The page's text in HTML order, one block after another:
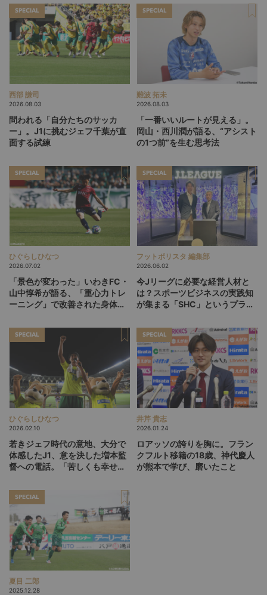
SPECIAL
西部 謙司
2026.08.03
問われる「自分たちのサッカ
ー」。J1に挑むジェフ千葉が直
面する試練
SPECIAL
難波 拓未
2026.08.03
「一番いいルートが見える」。
岡山・西川潤が語る、“アシスト
の1つ前”を生む思考法
SPECIAL
ひぐらしひなつ
2026.07.02
「景色が変わった」いわきFC・
山中惇希が語る、「重心力トレ
ーニング」で改善された身体と
SPECIAL
フットボリスタ 編集部
2026.06.02
今Jリーグに必要な経営人材と
は？スポーツビジネスの実践知
が集まる「SHC」というプラッ
SPECIAL
ひぐらしひなつ
2026.02.10
若きジェフ時代の意地、大分で
体感したJ1、意を決した増本監
督への電話。「苦しくも幸せだ
生（引退インタビュー後編）
SPECIAL
井芹 貴志
2026.01.24
ロアッソの誇りを胸に。フラン
クフルト移籍の18歳、神代慶人
が熊本で学び、磨いたこと
SPECIAL
夏目 二郎
2025.12.28